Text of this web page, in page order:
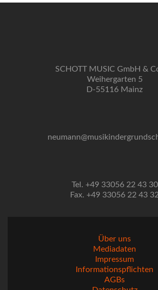
SCHOTT MUSIC GmbH &
Weihergarten 5
D-55116 Mainz
Tel. +49 33056 22 43 30
Fax. +49 33056 22 43 32
Über uns
Mediadaten
Impressum
Informationspflichten
AGBs